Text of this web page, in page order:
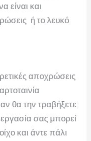
είναι και
ή το λευκό
αποχρώσεις
θα την τραβήξετε
εργασία σας μπορεί
και άντε πάλι